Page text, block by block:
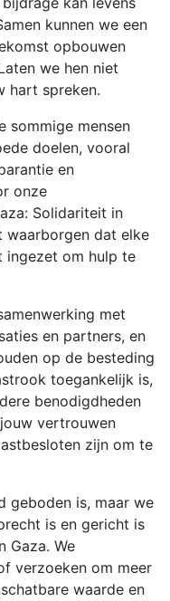
kunnen we een
opbouwen
we hen niet
hart spreken.
sommige mensen
doelen, vooral
en
onze
Solidariteit in
waarborgen dat elke
om hulp te
met
en partners, en
op de besteding
toegankelijk is,
benodigdheden
vertrouwen
zijn om te
geboden is, maar we
is en gericht is
Gaza. We
verzoeken om meer
waarde en